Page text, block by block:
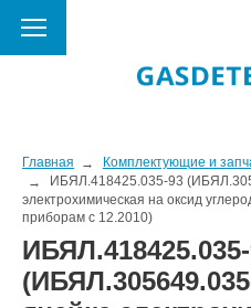
Главная
Комплектующие и
ИБЯЛ.418425.035-93
электрохимическая на оксид
приборам с 12.2010)